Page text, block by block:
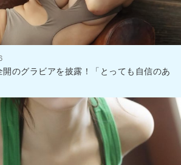
のグラビアを披露！「とっても自信のあ